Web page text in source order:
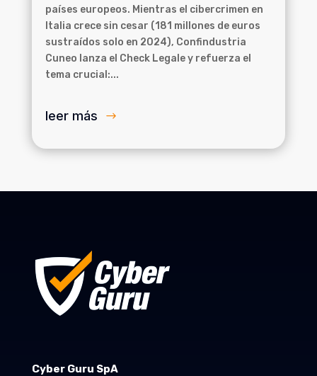
países europeos. Mientras el cibercrimen en
Italia crece sin cesar (181 millones de euros
sustraídos solo en 2024), Confindustria
Cuneo lanza el Check Legale y refuerza el
tema crucial:...
leer más
Cyber Guru SpA